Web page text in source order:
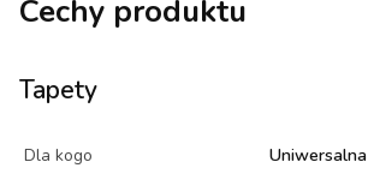
Cechy produktu
Tapety
Dla kogo
Uniwersalna